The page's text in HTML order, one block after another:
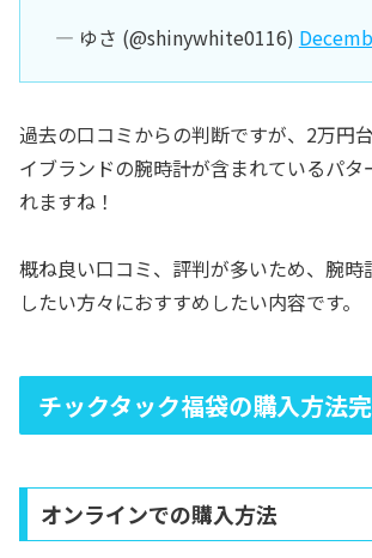
— ゆさ (@shinywhite0116)
過去の口コミからの判断ですが、2万円
イブランドの腕時計が含まれているパタ
れますね！
概ね良い口コミ、評判が多いため、腕時
したい方々におすすめしたい内容です。
チックタック福袋の購入方法
オンラインでの購入方法